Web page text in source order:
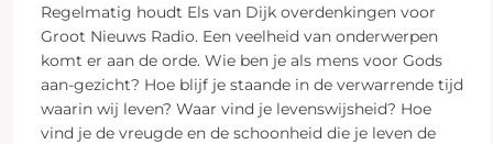
Regelmatig houdt Els van Dijk overdenkingen voor
Groot Nieuws Radio. Een veelheid van onderwerpen
komt er aan de orde. Wie ben je als mens voor Gods
aan-gezicht? Hoe blijf je staande in de verwarrende tijd
waarin wij leven? Waar vind je levenswijsheid? Hoe
vind je de vreugde en de schoonheid die je leven de